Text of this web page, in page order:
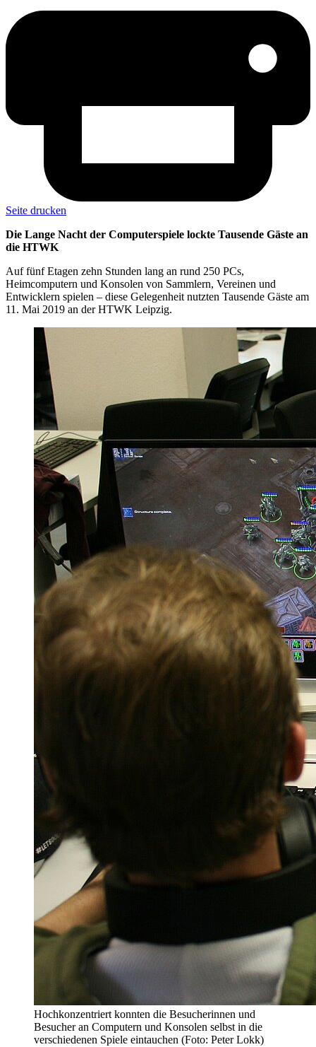
Seite drucken
Die Lange Nacht der Computerspiele lockte Tausende Gäste an
die HTWK
Auf fünf Etagen zehn Stunden lang an rund 250 PCs,
Heimcomputern und Konsolen von Sammlern, Vereinen und
Entwicklern spielen – diese Gelegenheit nutzten Tausende Gäste am
11. Mai 2019 an der HTWK Leipzig.
Hochkonzentriert konnten die Besucherinnen und
Besucher an Computern und Konsolen selbst in die
verschiedenen Spiele eintauchen (Foto: Peter Lokk)